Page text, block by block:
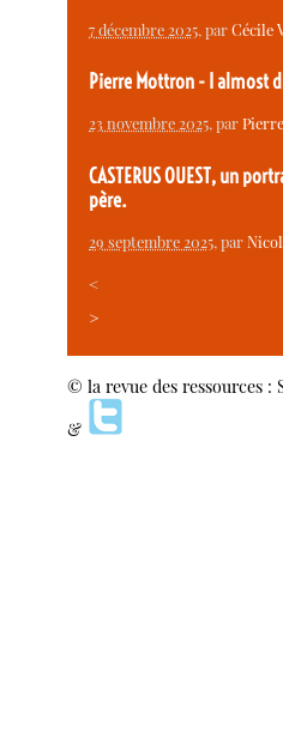
7 décembre 2025, parCécile
Pierre Mottron - I almost
23 novembre 2025, par
CASTERUS OUEST, un
père.
29 septembre 2025, par
<
>
© la revue des ressources :
&